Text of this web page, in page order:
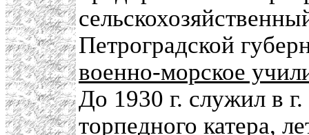
Петроградской
военно-морское
До 1930 г. служил в
торпедного катера,